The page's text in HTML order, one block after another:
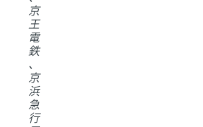
京
王
電
鉄
、
京
浜
急
行